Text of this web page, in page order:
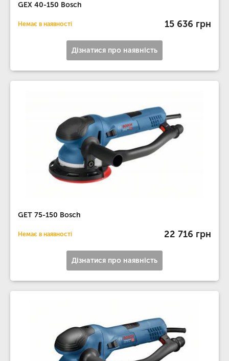
GEX 40-150 Bosch
Немає в наявності 15 636 грн
Дізнатися про наявність
GET 75-150 Bosch
Немає в наявності 22 716 грн
Дізнатися про наявність